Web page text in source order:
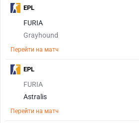
FURIA
Grayhound
Перейти на матч
EPL
FURIA
Astralis
Перейти на матч
EPL